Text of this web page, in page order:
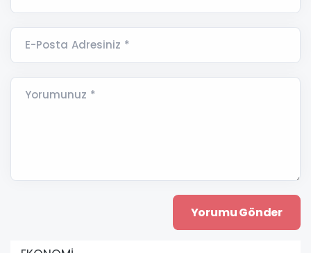
E-Posta Adresiniz *
Yorumunuz *